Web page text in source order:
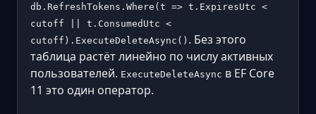
db.RefreshTokens.Where(t => t.ExpiresUtc <
cutoff || t.ConsumedUtc <
cutoff).ExecuteDeleteAsync() . Без этого
таблица растёт линейно по числу активных
пользователей. ExecuteDeleteAsync в EF Core
11 это один оператор.